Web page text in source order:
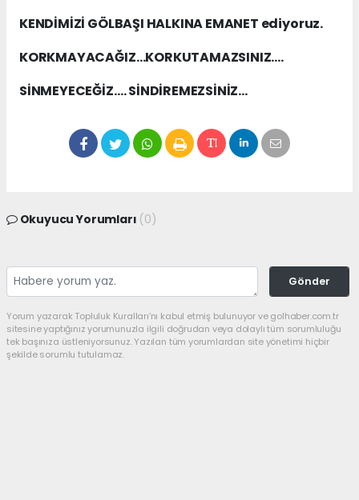
KENDİMİZİ GÖLBAŞI HALKINA EMANET ediyoruz.
KORKMAYACAĞIZ…KORKUTAMAZSINIZ….
SİNMEYECEĞİZ…. SİNDİREMEZSİNİZ…
Okuyucu Yorumları (0)
Gönder
Yorum yazarak Topluluk Kuralları’nı kabul etmiş bulunuyor ve golhaber.com.tr
sitesine yaptığınız yorumunuzla ilgili doğrudan veya dolaylı tüm sorumluluğu
tek başınıza üstleniyorsunuz. Yazılan tüm yorumlardan site yönetimi hiçbir
şekilde sorumlu tutulamaz.